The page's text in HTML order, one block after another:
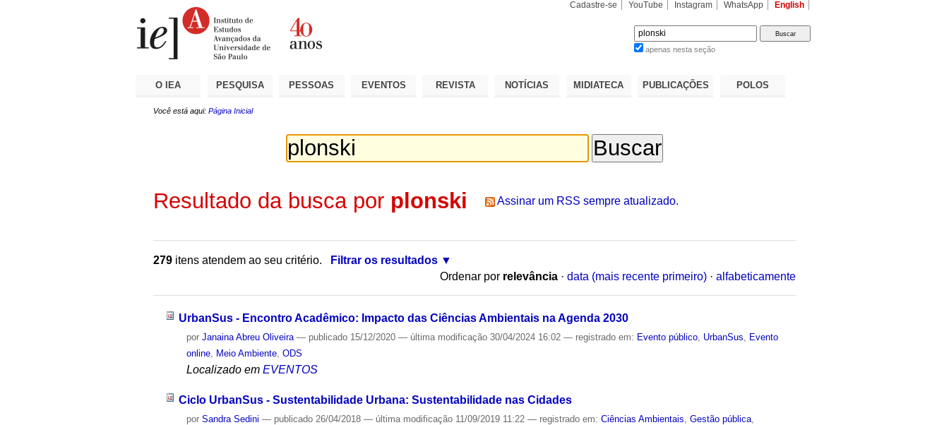
Cadastre-se YouTube Instagram WhatsApp English
apenas nesta seção
O IEA PESQUISA PESSOAS EVENTOS REVISTA NOTÍCIAS MIDIATECA PUBLICAÇÕES POLOS
Você está aqui: Página Inicial
Resultado da busca por plonski Assinar um RSS sempre atualizado.
279 itens atendem ao seu critério.
Filtrar os resultados
Ordenar por relevância · data (mais recente primeiro) · alfabeticamente
UrbanSus - Encontro Acadêmico: Impacto das Ciências Ambientais na Agenda 2030
porJanaina Abreu Oliveira — publicado 15/12/2020— última modificação 30/04/2024 16:02— registrado em: Evento público UrbanSus
Evento
online
Meio Ambiente ,ODS
Localizado em EVENTOS
Ciclo UrbanSus - Sustentabilidade Urbana: Sustentabilidade nas Cidades
porSandra Sedini — publicado 26/04/2018— última modificação 11/09/2019 11:22— registrado em:Ciências Ambientais ,Gestão pública